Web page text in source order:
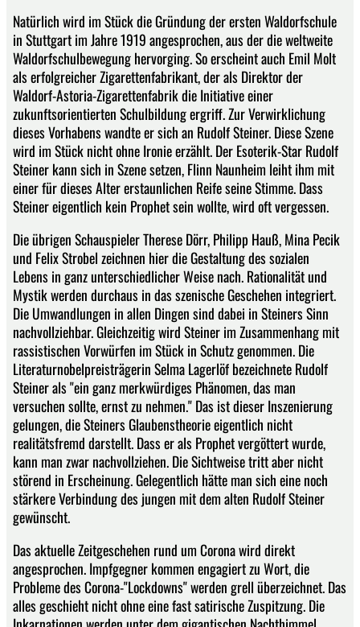
Natürlich wird im Stück die Gründung der ersten Waldorfschule
in Stuttgart im Jahre 1919 angesprochen, aus der die weltweite
Waldorfschulbewegung hervorging. So erscheint auch Emil Molt
als erfolgreicher Zigarettenfabrikant, der als Direktor der
Waldorf-Astoria-Zigarettenfabrik die Initiative einer
zukunftsorientierten Schulbildung ergriff. Zur Verwirklichung
dieses Vorhabens wandte er sich an Rudolf Steiner. Diese Szene
wird im Stück nicht ohne Ironie erzählt. Der Esoterik-Star Rudolf
Steiner kann sich in Szene setzen, Flinn Naunheim leiht ihm mit
einer für dieses Alter erstaunlichen Reife seine Stimme. Dass
Steiner eigentlich kein Prophet sein wollte, wird oft vergessen.
Die übrigen Schauspieler Therese Dörr, Philipp Hauß, Mina Pecik
und Felix Strobel zeichnen hier die Gestaltung des sozialen
Lebens in ganz unterschiedlicher Weise nach. Rationalität und
Mystik werden durchaus in das szenische Geschehen integriert.
Die Umwandlungen in allen Dingen sind dabei in Steiners Sinn
nachvollziehbar. Gleichzeitig wird Steiner im Zusammenhang mit
rassistischen Vorwürfen im Stück in Schutz genommen. Die
Literaturnobelpreisträgerin Selma Lagerlöf bezeichnete Rudolf
Steiner als "ein ganz merkwürdiges Phänomen, das man
versuchen sollte, ernst zu nehmen." Das ist dieser Inszenierung
gelungen, die Steiners Glaubenstheorie eigentlich nicht
realitätsfremd darstellt. Dass er als Prophet vergöttert wurde,
kann man zwar nachvollziehen. Die Sichtweise tritt aber nicht
störend in Erscheinung. Gelegentlich hätte man sich eine noch
stärkere Verbindung des jungen mit dem alten Rudolf Steiner
gewünscht.
Das aktuelle Zeitgeschehen rund um Corona wird direkt
angesprochen. Impfgegner kommen engagiert zu Wort, die
Probleme des Corona-"Lockdowns" werden grell überzeichnet. Das
alles geschieht nicht ohne eine fast satirische Zuspitzung. Die